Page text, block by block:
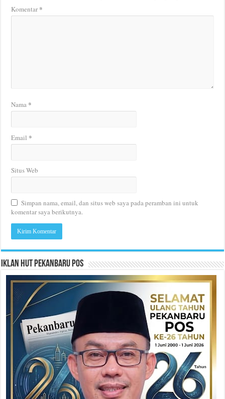
Komentar*
Nama *
Email *
Situs Web
Simpan nama, email, dan situs web saya pada peramban ini untuk
komentar saya berikutnya.
Iklan HUT Pekanbaru Pos